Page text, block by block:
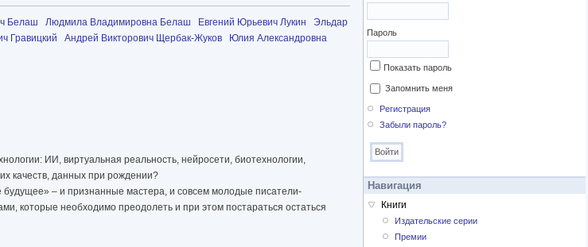
Белаш Людмила Владимировна Белаш Евгений Юрьевич Лукин
Эльдар
Гравицкий Андрей Викторович Щербак-Жуков
Юлия Александровна
ИИ, виртуальная реальность, нейросети, биотехнологии,
качеств, данных при рождении?
– и признанные мастера, и совсем молодые писатели-
которые необходимо преодолеть и при этом постараться остаться
Пароль
Показать пароль
Запомнить меня
Регистрация
Забыли пароль?
Навигация
Книги
Издательские серии
Премии